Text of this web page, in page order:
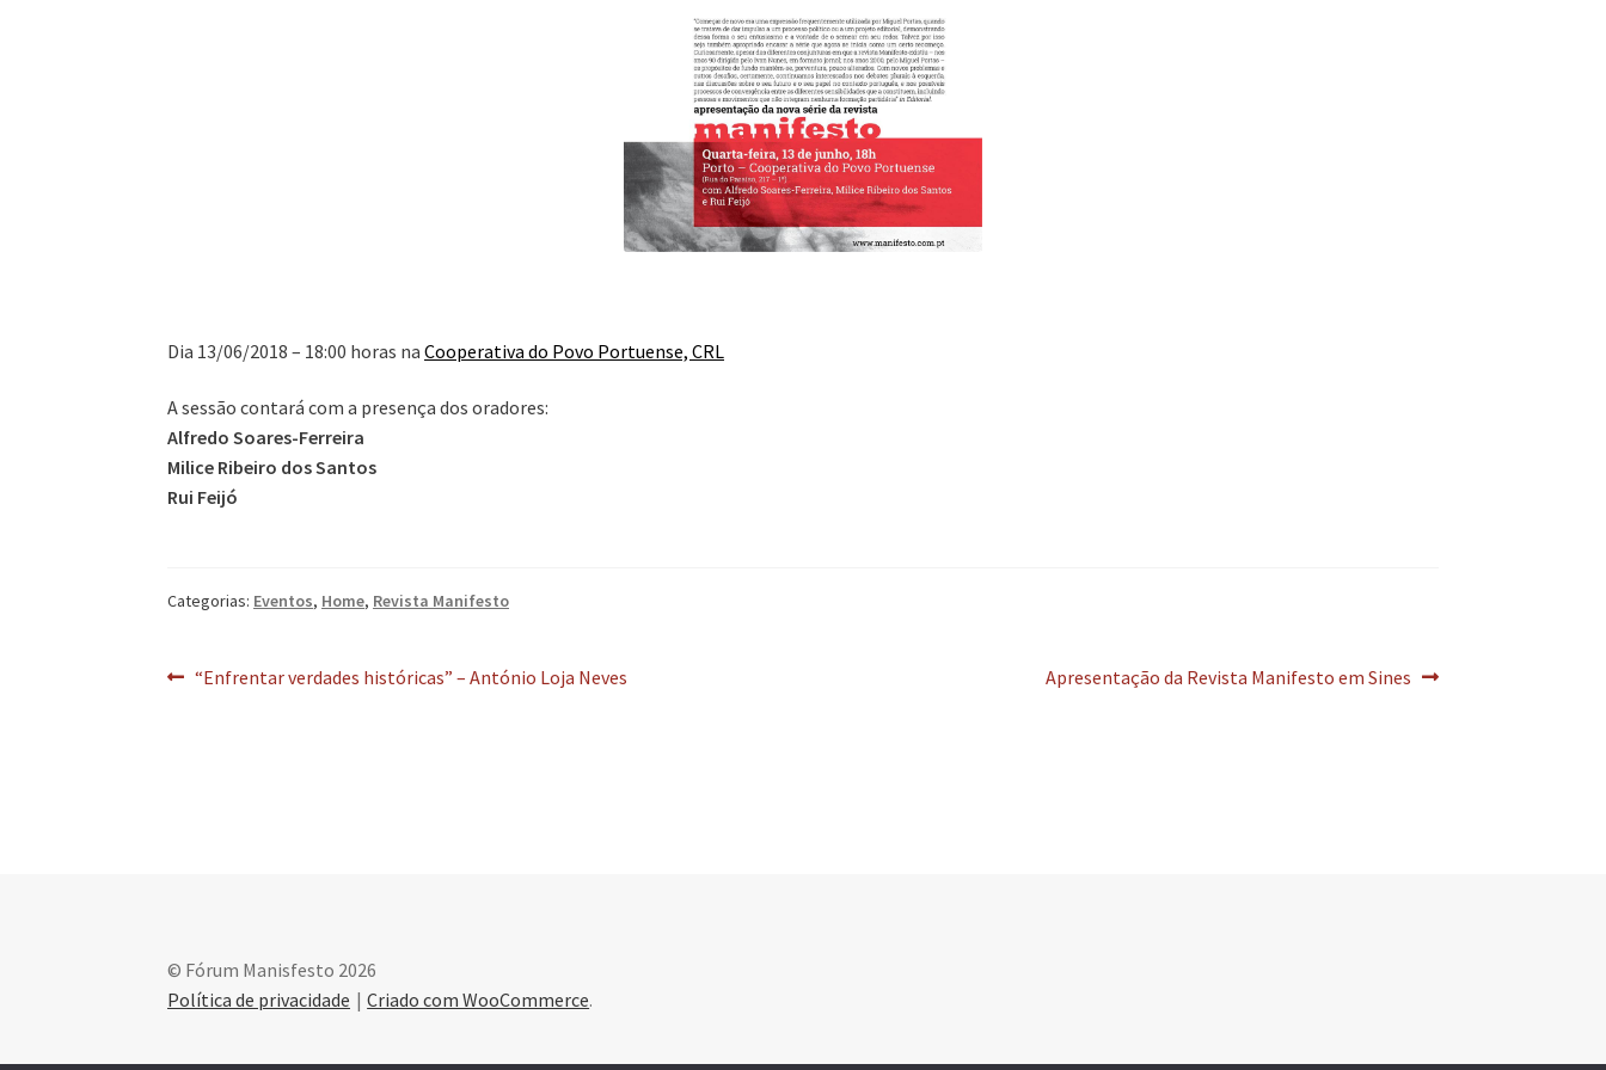
Dia 13/06/2018 – 18:00 horas naCooperativa do Povo Portuense, CRL
A sessão contará com a presença dos oradores:
Alfredo Soares-Ferreira
Milice Ribeiro dos Santos
Rui Feijó
Categorias: Eventos, Home, Revista Manifesto
Navegação
Artigo
“Enfrentar verdades históricas” – António Loja Neves
Artigo
Apresentação da Revista Manifesto em Sines
© Fórum Manisfesto 2026
Política de privacidade
Criado com WooCommerce.